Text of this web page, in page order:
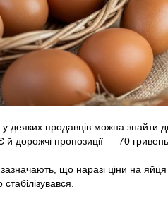
деяких продавців можна знайти
й дорожчі пропозиції — 70
що наразі ціни на